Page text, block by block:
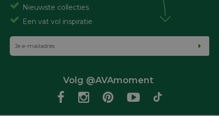
Nieuwste collecties
Een vat vol inspiratie
Volg @AVAmoment